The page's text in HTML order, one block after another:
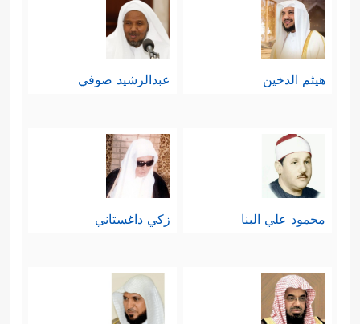
هيثم الدخين عبدالرشيد صوفي
محمود علي البنا زكي داغستاني